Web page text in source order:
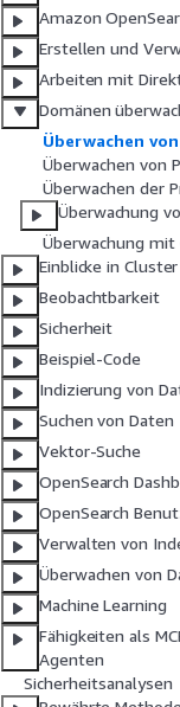
Amazon
Erstellen und
Arbeiten mit
Domänen
Überwachen
Überwachen von
Überwachen der
Überwachung
Überwachung mit
Einblicke in Cluster
Beobachtbarkeit
Sicherheit
Beispiel-Code
Indizierung von
Suchen von Daten
Vektor-Suche
OpenSearch
OpenSearch
Verwalten von
Überwachen von
Machine Learning
Fähigkeiten als
Agenten
Sicherheitsanalysen